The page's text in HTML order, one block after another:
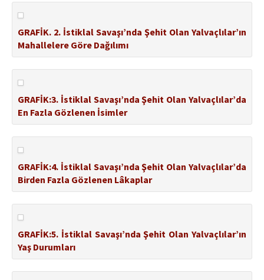
GRAFİK. 2. İstiklal Savaşı’nda Şehit Olan Yalvaçlılar’ın
Mahallelere Göre Dağılımı
GRAFİK:3. İstiklal Savaşı’nda Şehit Olan Yalvaçlılar’da
En Fazla Gözlenen İsimler
GRAFİK:4. İstiklal Savaşı’nda Şehit Olan Yalvaçlılar’da
Birden Fazla Gözlenen Lâkaplar
GRAFİK:5. İstiklal Savaşı’nda Şehit Olan Yalvaçlılar’ın
Yaş Durumları